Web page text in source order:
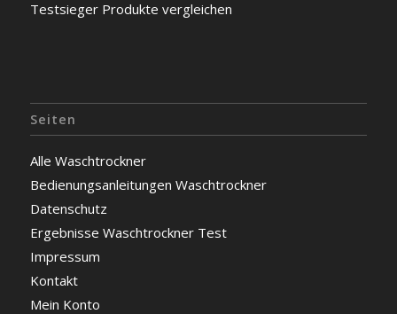
Testsieger Produkte vergleichen
Seiten
Alle Waschtrockner
Bedienungsanleitungen Waschtrockner
Datenschutz
Ergebnisse Waschtrockner Test
Impressum
Kontakt
Mein Konto